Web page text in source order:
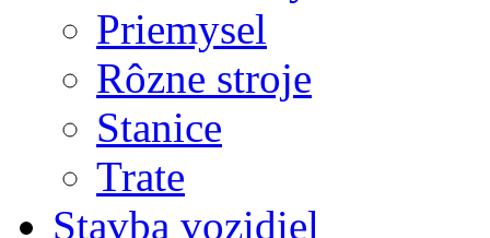
Priemysel
Rôzne stroje
Stanice
Trate
Stavba vozidiel